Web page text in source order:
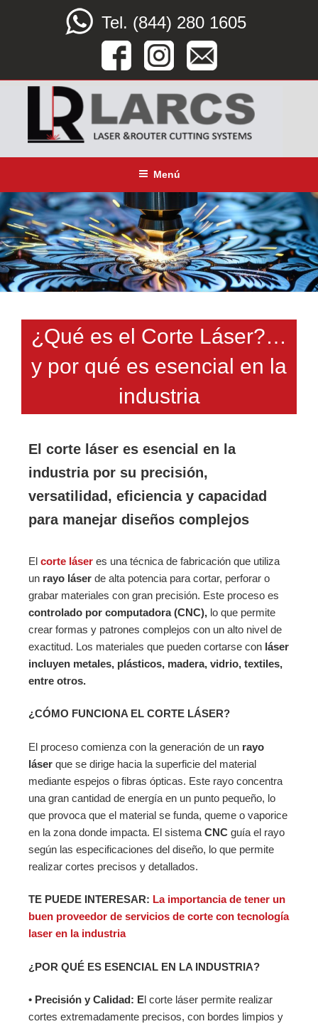
Tel. (844) 280 1605
Menú
¿Qué es el Corte Láser?…
y por qué es esencial en la
industria
El corte láser es esencial en la
industria por su precisión,
versatilidad, eficiencia y capacidad
para manejar diseños complejos
El corte láser es una técnica de fabricación que utiliza
un rayo láser de alta potencia para cortar, perforar o
grabar materiales con gran precisión. Este proceso es
controlado por computadora (CNC), lo que permite
crear formas y patrones complejos con un alto nivel de
exactitud. Los materiales que pueden cortarse con láser
incluyen metales, plásticos, madera, vidrio, textiles,
entre otros.
¿CÓMO FUNCIONA EL CORTE LÁSER?
El proceso comienza con la generación de un rayo
láser que se dirige hacia la superficie del material
mediante espejos o fibras ópticas. Este rayo concentra
una gran cantidad de energía en un punto pequeño, lo
que provoca que el material se funda, queme o vaporice
en la zona donde impacta. El sistema CNC guía el rayo
según las especificaciones del diseño, lo que permite
realizar cortes precisos y detallados.
TE PUEDE INTERESAR: La importancia de tener un
buen proveedor de servicios de corte con tecnología
laser en la industria
¿POR QUÉ ES ESENCIAL EN LA INDUSTRIA?
• Precisión y Calidad: El corte láser permite realizar
cortes extremadamente precisos, con bordes limpios y